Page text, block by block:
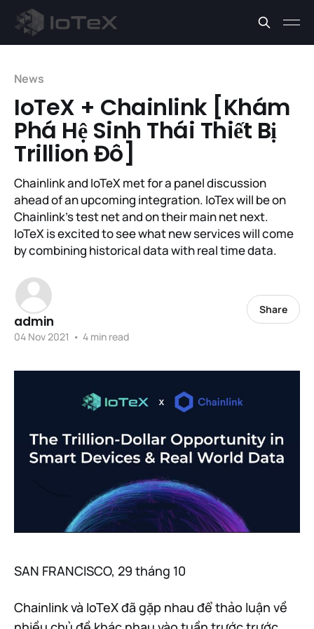
News
IoTeX + Chainlink [Khám
Phá Hệ Sinh Thái Thiết Bị
Trillion Đô]
Chainlink and IoTeX met for a panel discussion
ahead of an upcoming integration. IoTex will be on
Chainlink’s test net and on their main net next.
IoTeX is excited to see what new services will come
by combining historical data with real time data.
admin
04 Nov 2021 • 4 min read
Share
SAN FRANCISCO, 29 tháng 10
Chainlink và IoTeX đã gặp nhau để thảo luận về